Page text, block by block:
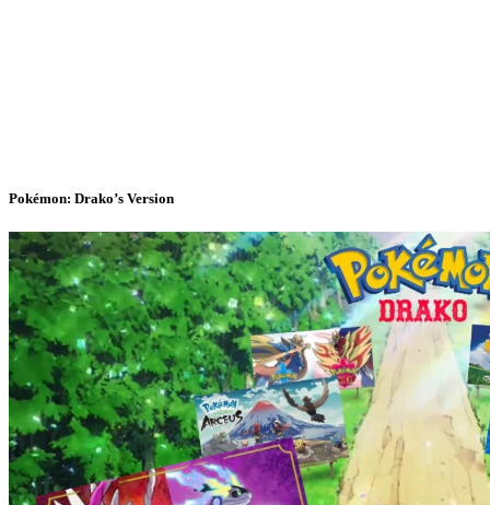
Pokémon: Drako’s Version